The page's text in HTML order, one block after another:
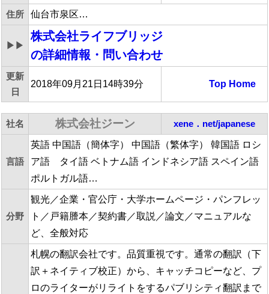
住所 仙台市泉区…
▶▶
株式会社ライフブリッジ
の詳細情報・問い合わせ
更新
日
2018年09月21日14時39分 Top Home
社名 株式会社ジーン xene．net/japanese
言語
英語 中国語（簡体字） 中国語（繁体字） 韓国語 ロシ
ア語 タイ語 ベトナム語 インドネシア語 スペイン語
ポルトガル語…
分野
観光／企業・官公庁・大学ホームページ・パンフレッ
ト／戸籍謄本／契約書／取説／論文／マニュアルな
ど、全般対応
札幌の翻訳会社です。品質重視です。通常の翻訳（下
訳＋ネイティブ校正）から、キャッチコピーなど、プ
ロのライターがリライトをするパブリシティ翻訳まで